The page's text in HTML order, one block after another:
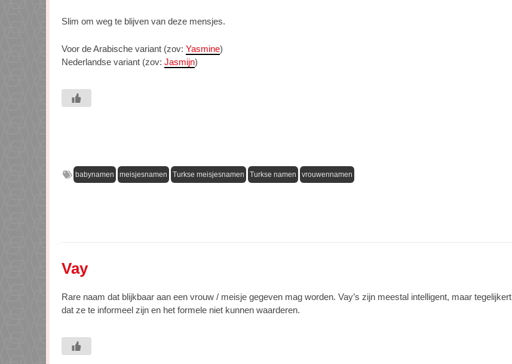
Slim om weg te blijven van deze mensjes.
Voor de Arabische variant (zov: Yasmine)
Nederlandse variant (zov: Jasmijn)
babynamen meisjesnamen Turkse meisjesnamen Turkse namen vrouwennamen
Vay
Rare naam dat blijkbaar aan een vrouw / meisje gegeven mag worden. Vay’s zijn meestal intelligent, maar
dat ze te informeel zijn en het formele niet kunnen waarderen.